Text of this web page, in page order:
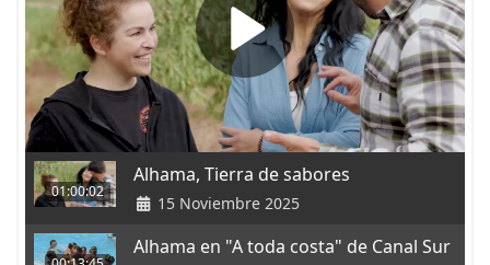
01:00:02
Alhama, Tierra de sabores
15 Noviembre 2025
Alhama en "A toda costa" de Canal Sur